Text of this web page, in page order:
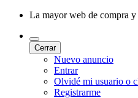
La mayor web de compra y
Cerrar
Nuevo anuncio
Entrar
Olvidé mi usuario o
Registrarme